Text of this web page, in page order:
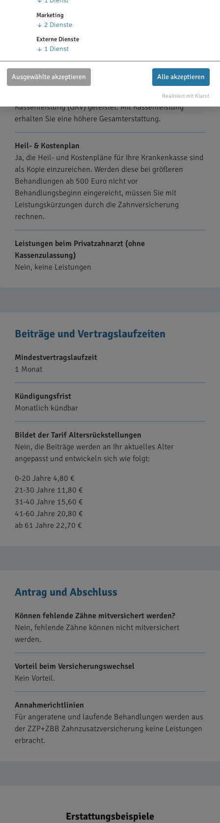
Behandlungen entfällt die Leistungsbegrenzung.
01.09.) und erhöht sich immer nach Ablauf von 12
So wird geleistet
Die Höhe der Erstattung wird nach Abzug der
Kassenleistung (GKV) geleistet. Mit Kassenleistung
erhalten Sie eine höhere Gesamterstattung.
Heil- & Kostenplan
Ja, die Heil- und Kostenpläne für Ihre Krankenkasse sind
als Kopie einzureichen. Werden diese bei größeren
Behandlungen ab 500 Euro nicht vor
Behandlungsbeginn eingereicht, müssen Sie mit
Leistungskürzungen durch die Zahnversicherung
rechnen.
Leistungen beim Privatzahnarzt (ohne
Kassenzulassung)
Nein, keine Leistungen
Beiträge und Vertragslaufzeiten
Mindestvertragslaufzeit
1 Monat
Kündigungsfrist
Monatlich kündbar
Bildet der Tarif Altersrückstellungen
Nein, die Beiträge werden an Ihr aktuelles Alter
angepasst und entwickeln sich wie folgt:
0-20 Jahre 4,80 €
21-30 Jahre 11,80 €
31-40 Jahre 15,60 €
41-60 Jahre 20,80 €
ab 61 Jahre 22,70 €
Antrag und Abschluss
Können fehlende Zähne mitversichert werden?
Nein, fehlende Zähne können nicht mitversichert
werden.
Vorteil beim Versicherungswechsel
Kein Vorteil.
Annahmerichtlinien
Für angeratene und laufende Behandlungen werden aus
der ZZP+ZBB Zahnzusatzversicherung keine Leistungen
erbracht.
Erstattungsbeispiele
Marketing
↓ 2 Dienste
Externe Dienste
↓ 1 Dienst
Ausgewählte akzeptieren Alle akzeptieren
Realisiert mit Klaro!